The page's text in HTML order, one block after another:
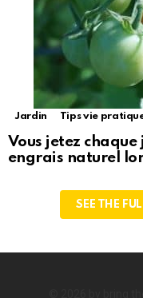
Jardin Tips vie
Vous jetez
engrais naturel
SEE THE